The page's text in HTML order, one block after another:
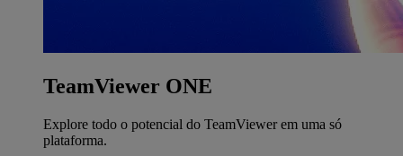
TeamViewer ONE
Explore todo o potencial do TeamViewer em uma só
plataforma.